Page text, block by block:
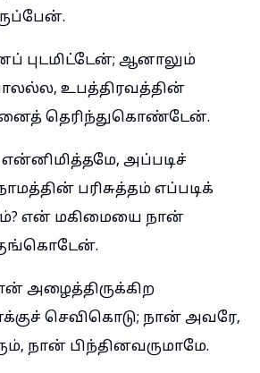
ஆனாலும்
உபத்திரவத்தின்
தெரிந்துகொண்டேன்.
அப்படிச்
பரிசுத்தம் எப்படிக்
என் மகிமையை நான்
அழைத்திருக்கிற
செவிகொடு; நான் அவரே,
நான் பிந்தினவருமாமே.